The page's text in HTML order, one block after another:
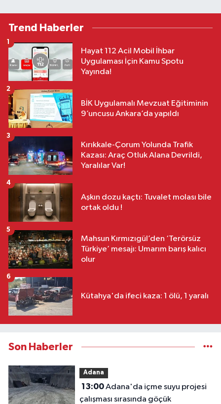
Trend Haberler
Hayat 112 Acil Mobil İhbar
Uygulaması İçin Kamu Spotu
Yayında!
1
BİK Uygulamalı Mevzuat Eğitiminin
9’uncusu Ankara’da yapıldı
2
Kırıkkale-Çorum Yolunda Trafik
Kazası: Araç Otluk Alana Devrildi,
Yaralılar Var!
3
Aşkın dozu kaçtı: Tuvalet molası bile
ortak oldu !
4
Mahsun Kırmızıgül’den ‘Terörsüz
Türkiye’ mesajı: Umarım barış kalıcı
olur
5
Kütahya'da ifeci kaza: 1 ölü, 1 yaralı
6
Son Haberler
Adana
13:00Adana'da içme suyu projesi
çalışması sırasında göçük